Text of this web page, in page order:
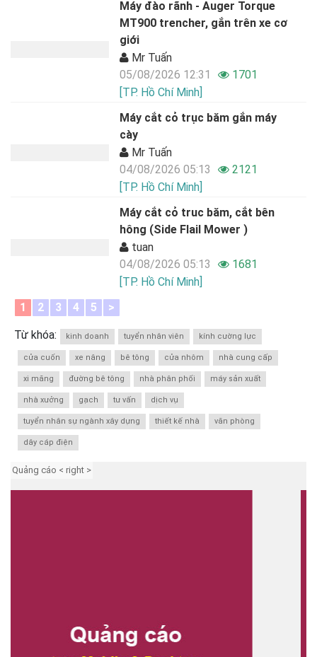
Máy đào rãnh - Auger Torque
MT900 trencher, gắn trên xe cơ
giới
Mr Tuấn
05/08/2026 12:31
1701
[TP. Hồ Chí Minh]
Máy cắt cỏ trục băm gắn máy
cày
Mr Tuấn
04/08/2026 05:13
2121
[TP. Hồ Chí Minh]
Máy cắt cỏ truc băm, cắt bên
hông (Side Flail Mower )
tuan
04/08/2026 05:13
1681
[TP. Hồ Chí Minh]
1
2 3 4 5 >
Từ khóa: kinh doanh tuyển nhân viên kính cường lực
cửa cuốn xe nâng bê tông cửa nhôm nhà cung cấp
xi măng đường bê tông nhà phân phối máy sản xuất
nhà xưởng gạch tư vấn dịch vụ
tuyển nhân sự ngành xây dựng thiết kế nhà văn phòng
dây cáp điện
Quảng cáo < right >